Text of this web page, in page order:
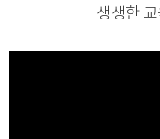
생생한